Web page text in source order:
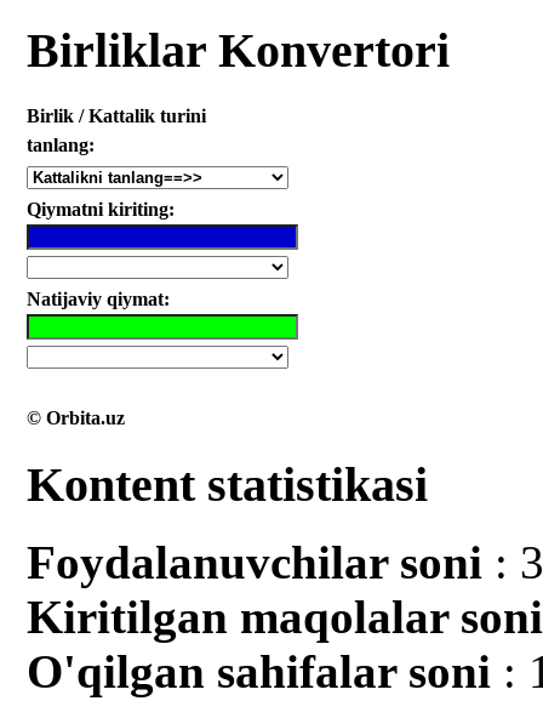
Birliklar Konvertori
Birlik / Kattalik turini
tanlang:
Qiymatni kiriting:
Natijaviy qiymat:
© Orbita.uz
Kontent statistikasi
Foydalanuvchilar soni :
Kiritilgan mаqolalar soni
O'qilgan sahifalar soni :